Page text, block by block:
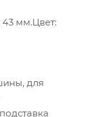
мм.Цвет:
для